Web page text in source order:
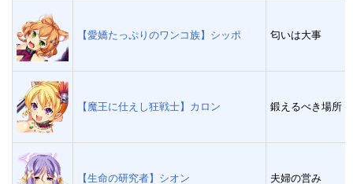
【愛嬌たっぷりのワンコ族】シッポ 匂いは大事
【魔王に仕えし狂戦士】カロン 鍛えるべき場所
【生命の研究者】シオン 夫婦の営み